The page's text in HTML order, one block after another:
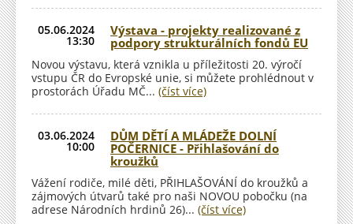
05.06.2024
13:30
Výstava - projekty realizované z
podpory strukturálních fondů EU
Novou výstavu, která vznikla u příležitosti 20. výročí
vstupu ČR do Evropské unie, si můžete prohlédnout v
prostorách Úřadu MČ... (číst více)
03.06.2024
10:00
DŮM DĚTÍ A MLÁDEŽE DOLNÍ
POČERNICE - Přihlašování do
kroužků
Vážení rodiče, milé děti, PŘIHLAŠOVÁNÍ do kroužků a
zájmových útvarů také pro naši NOVOU pobočku (na
adrese Národních hrdinů 26)... (číst více)